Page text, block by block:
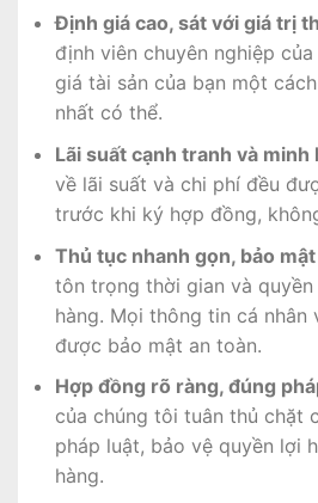
Định giá cao, sát với giá trị
định viên chuyên nghiệp
giá tài sản của bạn một
nhất có thể.
Lãi suất cạnh tranh và minh
về lãi suất và chi phí đều
trước khi ký hợp đồng,
Thủ tục nhanh gọn, bảo
tôn trọng thời gian và
hàng. Mọi thông tin cá nhân
được bảo mật an toàn.
Hợp đồng rõ ràng, đúng
của chúng tôi tuân thủ chặt
pháp luật, bảo vệ quyền lợi
hàng.